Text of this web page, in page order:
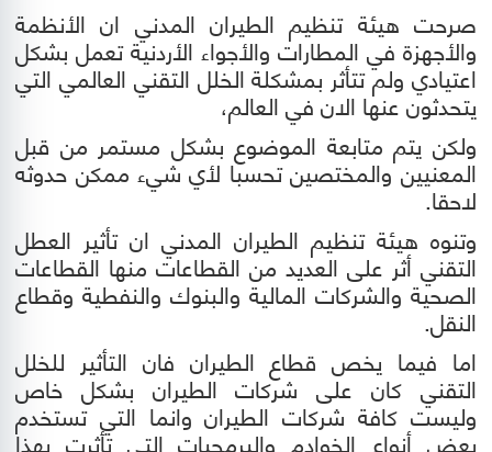
صرحت هيئة تنظيم الطيران المدني ان الأنظمة
والأجهزة في المطارات والأجواء الأردنية تعمل بشكل
اعتيادي ولم تتأثر بمشكلة الخلل التقني العالمي التي
يتحدثون عنها الان في العالم،
ولكن يتم متابعة الموضوع بشكل مستمر من قبل
المعنيين والمختصين تحسبا لأي شيء ممكن حدوثه
لاحقا.
وتنوه هيئة تنظيم الطيران المدني ان تأثير العطل
التقني أثر على العديد من القطاعات منها القطاعات
الصحية والشركات المالية والبنوك والنفطية وقطاع
النقل.
اما فيما يخص قطاع الطيران فان التأثير للخلل
التقني كان على شركات الطيران بشكل خاص
وليست كافة شركات الطيران وانما التي تستخدم
بعض أنواع الخوادم والبرمجيات التي تأثرت بهذا